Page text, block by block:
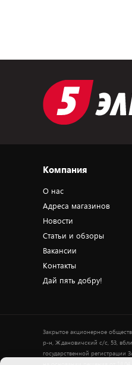
Компания
О нас
Адреса магазинов
Новости
Статьи и обзоры
Вакансии
Контакты
Дай пять добру!
Закрытое акционерное
р-н, Ждановичский с/с, 53,
государственной